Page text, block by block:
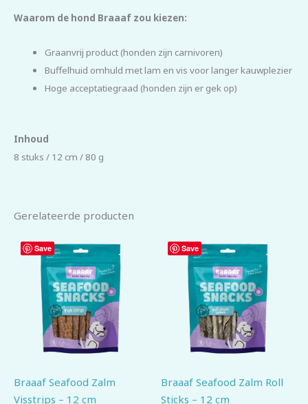
Waarom de hond Braaaf zou kiezen:
Graanvrij product (honden zijn carnivoren)
Buffelhuid omhuld met lam en vis voor langer kauwplezier
Hoge acceptatiegraad (honden zijn er gek op)
Inhoud
8 stuks / 12 cm / 80 g
Gerelateerde producten
Save
Braaaf Seafood Zalm
Visstrips – 12 cm
Save
Braaaf Seafood Zalm Roll
Sticks – 12 cm